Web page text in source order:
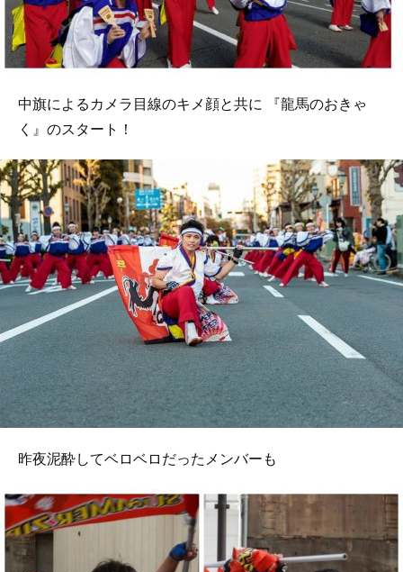
中旗によるカメラ目線のキメ顔と共に 『龍馬のおきゃ
く』のスタート！
昨夜泥酔してベロベロだったメンバーも